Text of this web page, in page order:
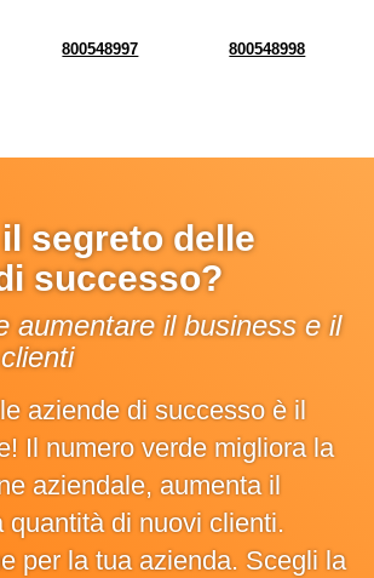
800548997 800548998
segreto delle
successo?
aumentare il business e il
aziende di successo è il
Il numero verde migliora la
aziendale, aumenta il
quantità di nuovi clienti.
per la tua azienda. Scegli la